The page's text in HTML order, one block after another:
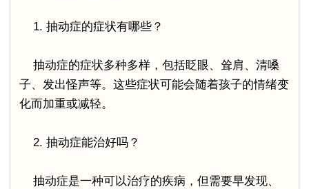
1. 抽动症的症状有哪些？
抽动症的症状多种多样，包括眨眼、耸肩、清嗓
子、发出怪声等。这些症状可能会随着孩子的情绪变
化而加重或减轻。
2. 抽动症能治好吗？
抽动症是一种可以治疗的疾病，但需要早发现、